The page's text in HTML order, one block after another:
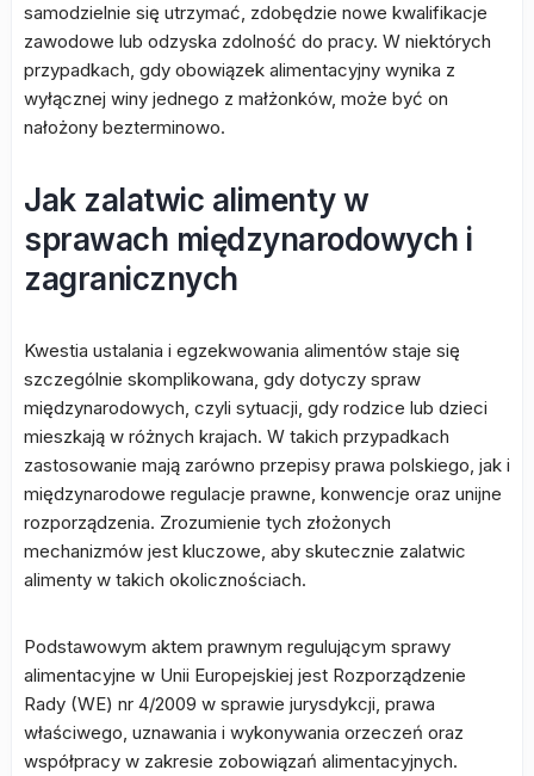
samodzielnie się utrzymać, zdobędzie nowe kwalifikacje
zawodowe lub odzyska zdolność do pracy. W niektórych
przypadkach, gdy obowiązek alimentacyjny wynika z
wyłącznej winy jednego z małżonków, może być on
nałożony bezterminowo.
Jak zalatwic alimenty w
sprawach międzynarodowych i
zagranicznych
Kwestia ustalania i egzekwowania alimentów staje się
szczególnie skomplikowana, gdy dotyczy spraw
międzynarodowych, czyli sytuacji, gdy rodzice lub dzieci
mieszkają w różnych krajach. W takich przypadkach
zastosowanie mają zarówno przepisy prawa polskiego, jak i
międzynarodowe regulacje prawne, konwencje oraz unijne
rozporządzenia. Zrozumienie tych złożonych
mechanizmów jest kluczowe, aby skutecznie zalatwic
alimenty w takich okolicznościach.
Podstawowym aktem prawnym regulującym sprawy
alimentacyjne w Unii Europejskiej jest Rozporządzenie
Rady (WE) nr 4/2009 w sprawie jurysdykcji, prawa
właściwego, uznawania i wykonywania orzeczeń oraz
współpracy w zakresie zobowiązań alimentacyjnych.